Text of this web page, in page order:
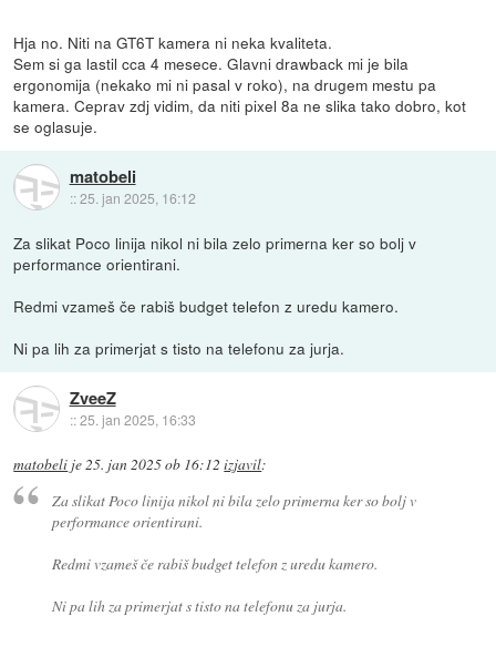
Hja no. Niti na GT6T kamera ni neka kvaliteta.
Sem si ga lastil cca 4 mesece. Glavni drawback mi je bila
ergonomija (nekako mi ni pasal v roko), na drugem mestu pa
kamera. Ceprav zdj vidim, da niti pixel 8a ne slika tako dobro, kot
se oglasuje.
matobeli
::25. jan 2025, 16:12
Za slikat Poco linija nikol ni bila zelo primerna ker so bolj v
performance orientirani.
Redmi vzameš če rabiš budget telefon z uredu kamero.
Ni pa lih za primerjat s tisto na telefonu za jurja.
ZveeZ
::25. jan 2025, 16:33
matobeli je 25. jan 2025 ob 16:12 izjavil:
Za slikat Poco linija nikol ni bila zelo primerna ker so bolj v
performance orientirani.
Redmi vzameš če rabiš budget telefon z uredu kamero.
Ni pa lih za primerjat s tisto na telefonu za jurja.